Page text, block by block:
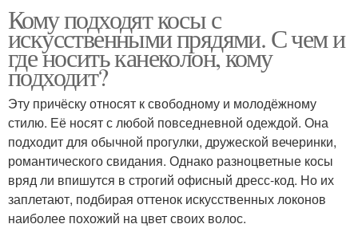
Кому подходят косы с
искусственными прядями. С чем и
где носить канеколон, кому
подходит?
Эту причёску относят к свободному и молодёжному
стилю. Её носят с любой повседневной одеждой. Она
подходит для обычной прогулки, дружеской вечеринки,
романтического свидания. Однако разноцветные косы
вряд ли впишутся в строгий офисный дресс-код. Но их
заплетают, подбирая оттенок искусственных локонов
наиболее похожий на цвет своих волос.